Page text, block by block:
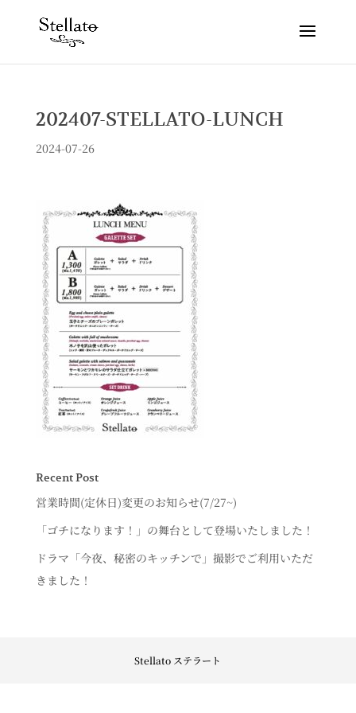
202407-STELLATO-LUNCH
2024-07-26
Recent Post
営業時間(定休日)変更のお知らせ(7/27~)
「ゴチになります！」の舞台として登場いたしました！
ドラマ「今夜、秘密のキッチンで」撮影でご利用いただ
きました！
Stellato ステラート